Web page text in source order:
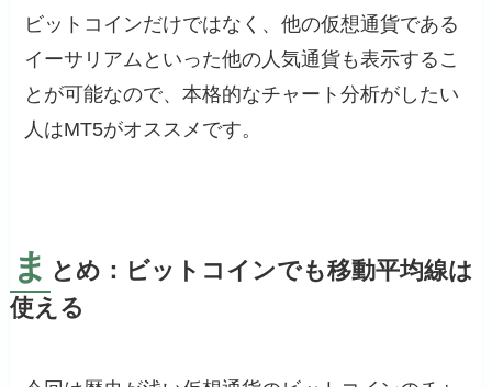
ビットコインだけではなく、他の仮想通貨である
イーサリアムといった他の人気通貨も表示するこ
とが可能なので、本格的なチャート分析がしたい
人はMT5がオススメです。
ま とめ：ビットコインでも移動平均線は
使える